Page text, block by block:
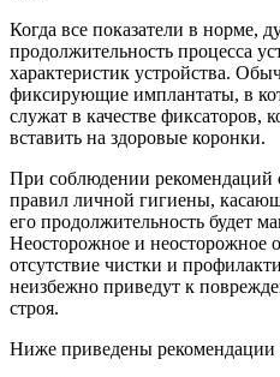
Когда все показатели в норме,
продолжительность процесса
характеристик устройства.
фиксирующие имплантаты, в
служат в качестве фиксаторов,
вставить на здоровые коронки.
При соблюдении рекомендаций
правил личной гигиены,
его продолжительность будет
Неосторожное и неосторожное
отсутствие чистки и
неизбежно приведут к
строя.
Ниже приведены рекомендации